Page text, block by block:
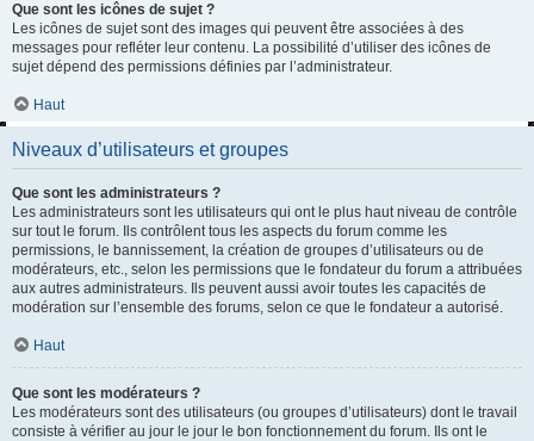
Que sont les icônes de sujet ?
Les icônes de sujet sont des images qui peuvent être associées à des
messages pour refléter leur contenu. La possibilité d’utiliser des icônes de
sujet dépend des permissions définies par l’administrateur.
Haut
Niveaux d’utilisateurs et groupes
Que sont les administrateurs ?
Les administrateurs sont les utilisateurs qui ont le plus haut niveau de contrôle
sur tout le forum. Ils contrôlent tous les aspects du forum comme les
permissions, le bannissement, la création de groupes d’utilisateurs ou de
modérateurs, etc., selon les permissions que le fondateur du forum a attribuées
aux autres administrateurs. Ils peuvent aussi avoir toutes les capacités de
modération sur l’ensemble des forums, selon ce que le fondateur a autorisé.
Haut
Que sont les modérateurs ?
Les modérateurs sont des utilisateurs (ou groupes d’utilisateurs) dont le travail
consiste à vérifier au jour le jour le bon fonctionnement du forum. Ils ont le